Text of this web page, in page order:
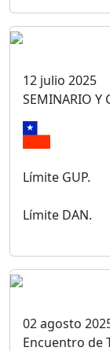
12 julio 2025
SEMINARIO Y
Límite GUP.
Límite DAN.
02 agosto
Encuentro de